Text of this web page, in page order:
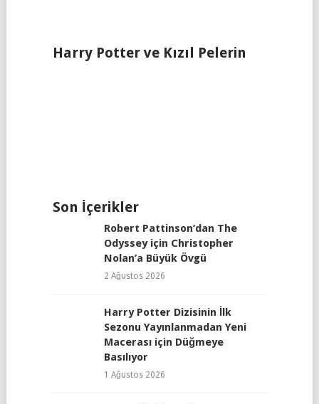
Harry Potter ve Kızıl Pelerin
Son İçerikler
Robert Pattinson’dan The
Odyssey için Christopher
Nolan’a Büyük Övgü
2 Ağustos 2026
Harry Potter Dizisinin İlk
Sezonu Yayınlanmadan Yeni
Macerası için Düğmeye
Basılıyor
1 Ağustos 2026